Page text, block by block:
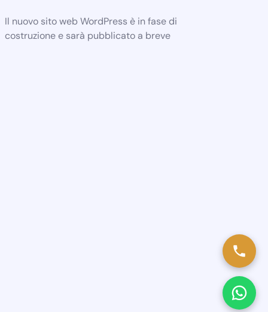
Il nuovo sito web WordPress è in fase di
costruzione e sarà pubblicato a breve